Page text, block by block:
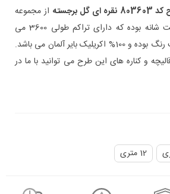
کد 803603 نقره ای گل برجسته
از مجموعه
محصولات هزار و دویست شانه بوده که دارای تراکم طولی 3600 می
باشد. این محصول هشت رنگ بوده و 100% اکریلیک بایر آلمان می باشد.
و کناره های این طرح می توانید با ما در
12 متری